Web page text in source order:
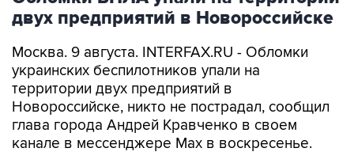
двух предприятий в Новороссийске
Москва. 9 августа. INTERFAX.RU - Обломки
украинских беспилотников упали на
территории двух предприятий в
Новороссийске, никто не пострадал, сообщил
глава города Андрей Кравченко в своем
канале в мессенджере Max в воскресенье.